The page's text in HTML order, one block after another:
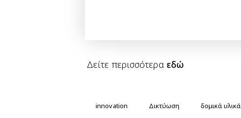
Δείτε περισσότερα εδώ
innovation Δικτύωση δομικά υλικά